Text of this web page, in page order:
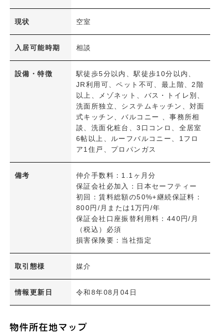
立地・環境
駅徒歩5分以内 駅徒歩10分以内
階・フロア
最上階 角部屋
駐車場
日当たり・採光
システムキッチン
ガスコンロ設置可
浴室乾燥機
追炊き機能
温水洗浄便座
現状 空室
入居可能時期 相談
設備・特徴
駅徒歩5分以内、駅徒歩10分以内、
JR利用可、ペット不可、最上階、2階
以上、メゾネット、バス・トイレ別、
洗面所独立、システムキッチン、対面
式キッチン、バルコニー 、事務所相
談、洗面化粧台、3口コンロ、全居室
6帖以上、ルーフバルコニー、1フロ
ア1住戸、プロパンガス
備考
仲介手数料：1.1ヶ月分
保証会社必加入：日本セーフティー
初回：賃料総額の50%+継続保証料：
800円/月または1万円/年
保証会社口座振替利用料：440円/月
（税込）必須
損害保険要：当社指定
取引態様 媒介
情報更新日 令和8年08月04日